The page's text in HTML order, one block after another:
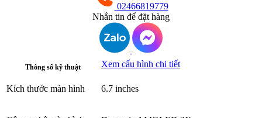
02466819779
Nhắn tin để đặt hàng
Thông số kỹ thuật Xem cấu hình chi tiết
Kích thước màn hình 6.7 inches